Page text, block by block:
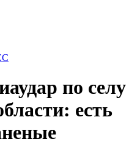
по селу
есть